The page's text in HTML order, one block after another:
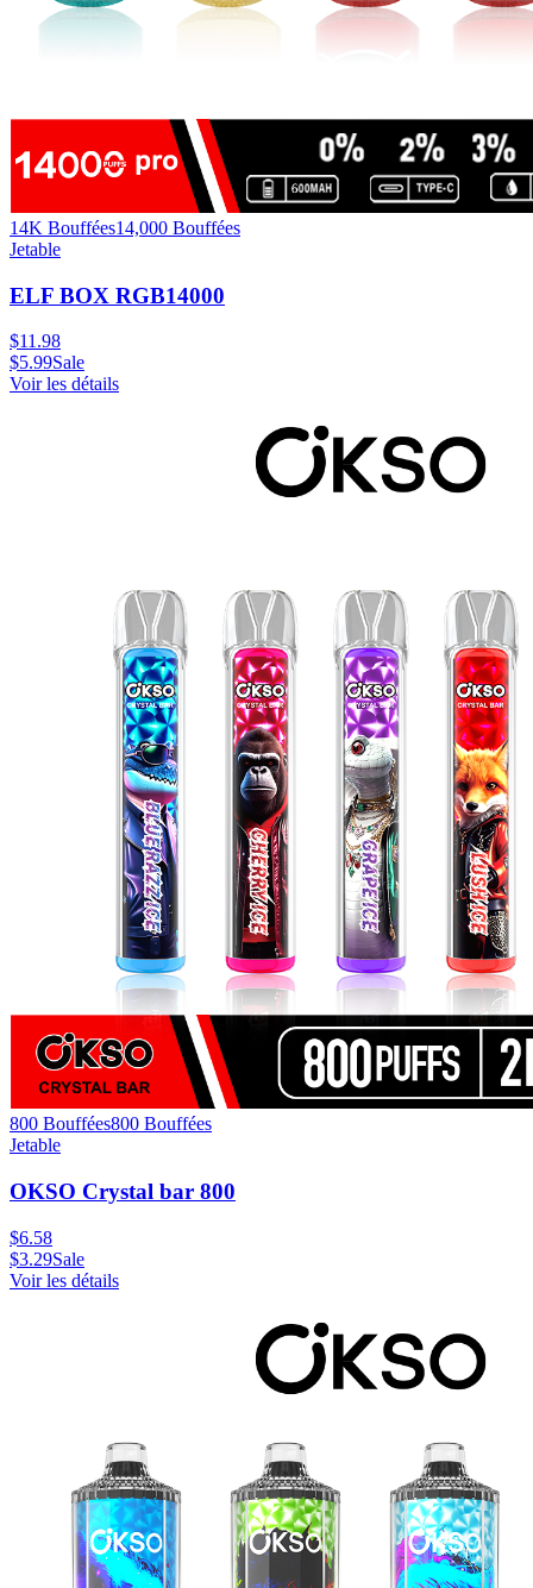
14K Bouffées14,000 Bouffées
Jetable
ELF BOX RGB14000
$11.98
$5.99Sale
Voir les détails
800 Bouffées800 Bouffées
Jetable
OKSO Crystal bar 800
$6.58
$3.29Sale
Voir les détails